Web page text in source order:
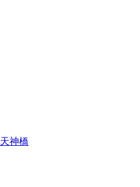
天神橋